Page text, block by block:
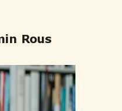
Rous